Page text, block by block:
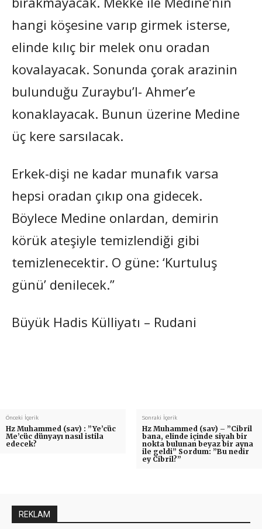
hangi köşesine varıp girmek isterse,
elinde kılıç bir melek onu oradan
kovalayacak. Sonunda çorak arazinin
bulunduğu Zuraybu’l- Ahmer’e
konaklayacak. Bunun üzerine Medine
üç kere sarsılacak.
Erkek-dişi ne kadar munafık varsa
hepsi oradan çıkıp ona gidecek.
Böylece Medine onlardan, demirin
körük ateşiyle temizlendiği gibi
temizlenecektir. O güne: ‘Kurtuluş
günü’ denilecek.”
Büyük Hadis Külliyatı – Rudani
Önceki İçerik
Hz Muhammed (sav) : ”Ye’cüc
Me’cüc dünyayı nasıl istila
edecek?
Sonraki İçerik
Hz Muhammed (sav) – ”Cibril
bana, elinde içinde siyah bir
nokta bulunan beyaz bir ayna
ile geldi” Sordum: ”Bu nedir
ey Cibril?”
REKLAM